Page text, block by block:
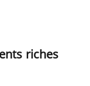
riches